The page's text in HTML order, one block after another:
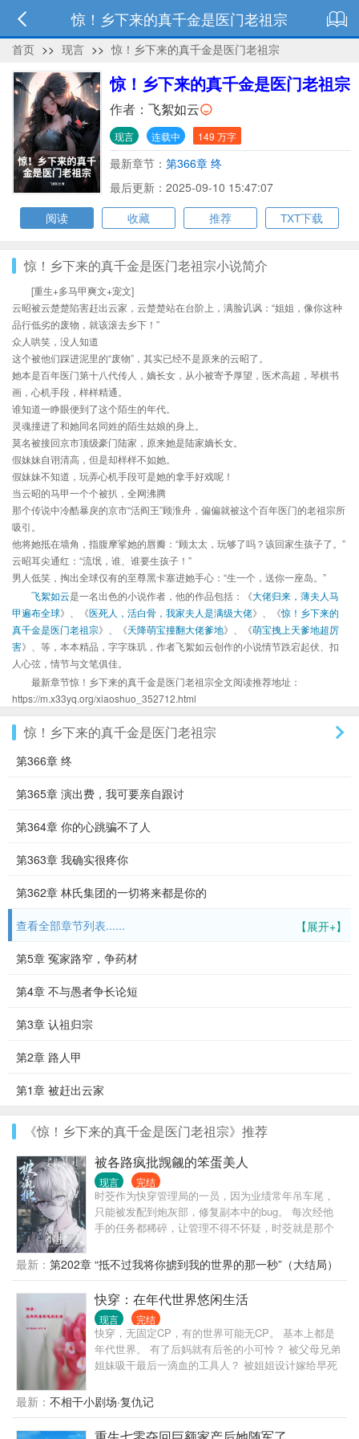
惊！乡下来的真千金是医门老祖宗
首页 >> 现言 >> 惊！乡下来的真千金是医门老祖宗
惊！乡下来的真千金是医门老祖宗
作者： 飞絮如云
现言 连载中 149 万字
最新章节： 第366章 终
最后更新：2025-09-10 15:47:07
阅读
收藏 推荐 TXT下载
惊！乡下来的真千金是医门老祖宗小说简介
[重生+多马甲爽文+宠文]
云昭被云楚楚陷害赶出云家，云楚楚站在台阶上，满脸讥讽：“姐姐，像你这种
品行低劣的废物，就该滚去乡下！”
众人哄笑，没人知道
这个被他们踩进泥里的“废物”，其实已经不是原来的云昭了。
她本是百年医门第十八代传人，嫡长女，从小被寄予厚望，医术高超，琴棋书
画，心机手段，样样精通。
谁知道一睁眼便到了这个陌生的年代。
灵魂撞进了和她同名同姓的陌生姑娘的身上。
莫名被接回京市顶级豪门陆家，原来她是陆家嫡长女。
假妹妹自诩清高，但是却样样不如她。
假妹妹不知道，玩弄心机手段可是她的拿手好戏呢！
当云昭的马甲一个个被扒，全网沸腾
那个传说中冷酷暴戾的京市“活阎王”顾淮舟，偏偏就被这个百年医门的老祖宗所
吸引。
他将她抵在墙角，指腹摩挲她的唇瓣：“顾太太，玩够了吗？该回家生孩子了。”
云昭耳尖通红：“流氓，谁、谁要生孩子！”
男人低笑，掏出全球仅有的至尊黑卡塞进她手心：“生一个，送你一座岛。”
飞絮如云是一名出色的小说作者，他的作品包括：《大佬归来，薄夫人马
甲遍布全球》、《医死人，活白骨，我家夫人是满级大佬》、《惊！乡下来的
真千金是医门老祖宗》、《天降萌宝撞翻大佬爹地》、《萌宝拽上天爹地超厉
害》、等，本本精品，字字珠玑，作者飞絮如云创作的小说情节跌宕起伏、扣
人心弦，情节与文笔俱佳。
最新章节惊！乡下来的真千金是医门老祖宗全文阅读推荐地址：
https://m.x33yq.org/xiaoshuo_352712.html
惊！乡下来的真千金是医门老祖宗
第366章 终
第365章 演出费，我可要亲自跟讨
第364章 你的心跳骗不了人
第363章 我确实很疼你
第362章 林氏集团的一切将来都是你的
【展开+】
查看全部章节列表......
第5章 冤家路窄，争药材
第4章 不与愚者争长论短
第3章 认祖归宗
第2章 路人甲
第1章 被赶出云家
《惊！乡下来的真千金是医门老祖宗》推荐
被各路疯批觊觎的笨蛋美人
现言 完结
时茭作为快穿管理局的一员，因为业绩常年吊车尾，
只能被发配到炮灰部，修复副本中的bug。 每次经他
手的任务都稀碎，让管理不得不怀疑，时茭就是那个
能！绝对不可能！我的宿主我知道，他只是笨，他绝
对的忠心。 时茭也是有口难言，每次都被BT关进小黑
屋里，吃尽各种苦头，他好辛苦的。 被关记不得多少
次的时茭：心如止水.JPG 算了，躺平任…… 副本
一：处处陷害真少爷的假少爷 副本二：虫族假装虫母
的小雌虫 副本三：众人心头的白月光 副本四：校园文
里欺负主角攻的恶毒炮灰 …… 时茭：来不了了，身体
要垮掉了，申请休息，呜呜呜…… 222：你先交代对
（主角受会因为一些剧情做出点坏事，不要骂他，骂
我就行）
最新： 第202章 “抵不过我将你掳到我的世界的那一秒”（大结局）
快穿：在年代世界悠闲生活
现言 完结
快穿，无固定CP，有的世界可能无CP。 基本上都是
年代世界。 有了后妈就有后爸的小可怜？ 被父母兄弟
姐妹吸干最后一滴血的工具人？ 被姐姐设计嫁给早死
被出继的长女 被超生的二女儿 被捡来的弃婴(无cp) 被
恩将仇报的村姑 被当挡箭牌的知青 被抛弃的原配
…… 当满级大佬长宁穿成这些小可怜儿，看她如何摆
最新： 不相干小剧场·复仇记